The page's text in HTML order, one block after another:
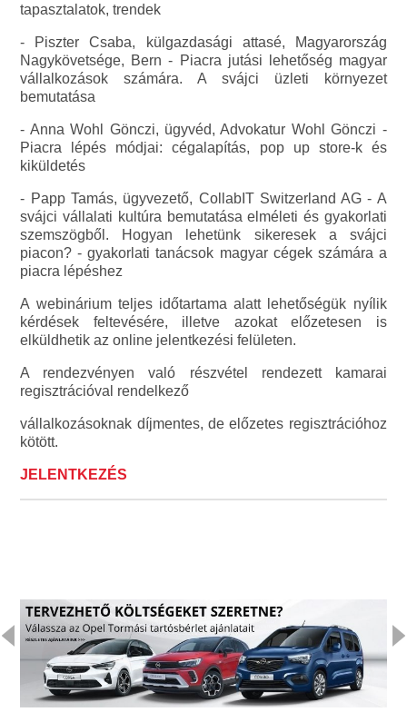
tapasztalatok, trendek
- Piszter Csaba, külgazdasági attasé, Magyarország
Nagykövetsége, Bern - Piacra jutási lehetőség magyar
vállalkozások számára. A svájci üzleti környezet
bemutatása
- Anna Wohl Gönczi, ügyvéd, Advokatur Wohl Gönczi -
Piacra lépés módjai: cégalapítás, pop up store-k és
kiküldetés
- Papp Tamás, ügyvezető, CollabIT Switzerland AG - A
svájci vállalati kultúra bemutatása elméleti és gyakorlati
szemszögből. Hogyan lehetünk sikeresek a svájci
piacon? - gyakorlati tanácsok magyar cégek számára a
piacra lépéshez
A webinárium teljes időtartama alatt lehetőségük nyílik
kérdések feltevésére, illetve azokat előzetesen is
elküldhetik az online jelentkezési felületen.
A rendezvényen való részvétel rendezett kamarai
regisztrációval rendelkező
vállalkozásoknak díjmentes, de előzetes regisztrációhoz
kötött.
JELENTKEZÉS